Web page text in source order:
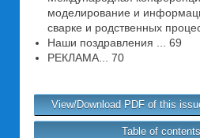
моделирование и
сварке и родственных
Наши поздравления ... 69
РЕКЛАМА... 70
View/Download PDF of this
Table of